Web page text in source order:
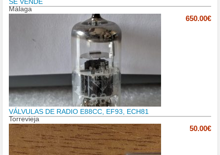
Málaga
650.00€
VÁLVULAS DE RADIO E88CC, EF93, ECH81
Torrevieja
50.00€